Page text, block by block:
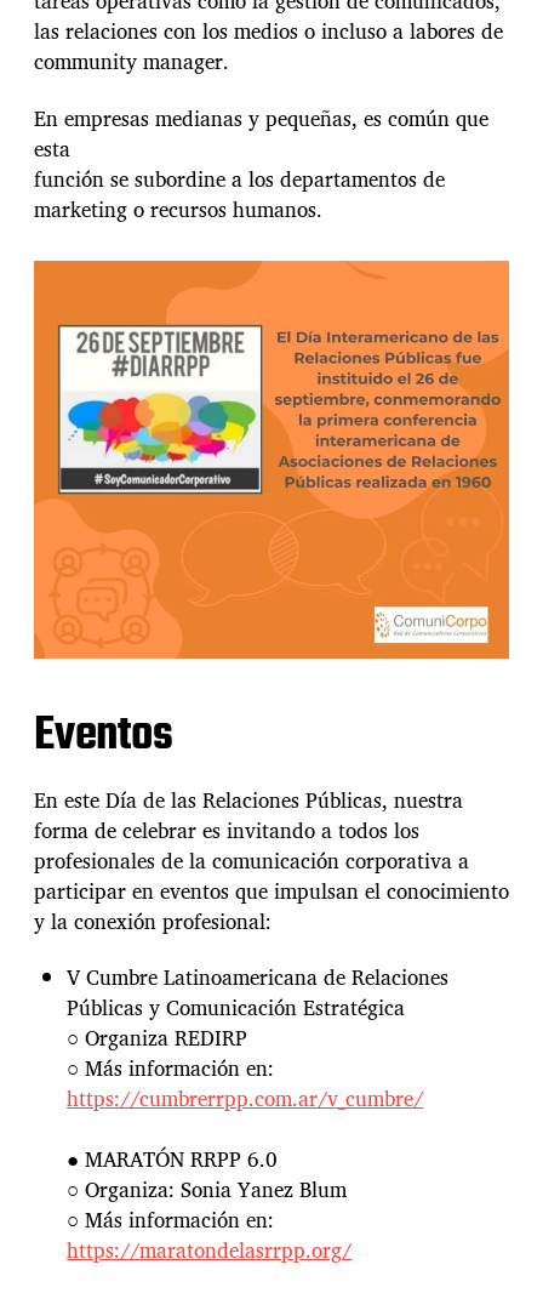
las relaciones con los medios o incluso a labores de
community manager.
En empresas medianas y pequeñas, es común que
esta
función se subordine a los departamentos de
marketing o recursos humanos.
Eventos
En este Día de las Relaciones Públicas, nuestra
forma de celebrar es invitando a todos los
profesionales de la comunicación corporativa a
participar en eventos que impulsan el conocimiento
y la conexión profesional:
V Cumbre Latinoamericana de Relaciones
Públicas y Comunicación Estratégica
○ Organiza REDIRP
○ Más información en:
https://cumbrerrpp.com.ar/v_cumbre/
● MARATÓN RRPP 6.0
○ Organiza: Sonia Yanez Blum
○ Más información en:
https://maratondelasrrpp.org/